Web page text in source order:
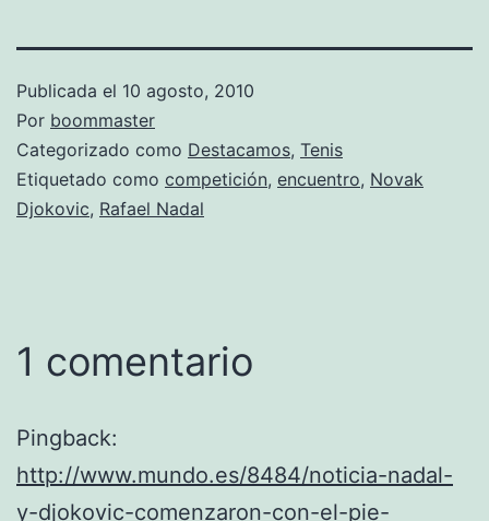
Publicada el 10 agosto, 2010
Por boommaster
Categorizado como Destacamos, Tenis
Etiquetado como competición, encuentro, Novak
Djokovic, Rafael Nadal
1 comentario
Pingback:
http://www.mundo.es/8484/noticia-nadal-
y-djokovic-comenzaron-con-el-pie-